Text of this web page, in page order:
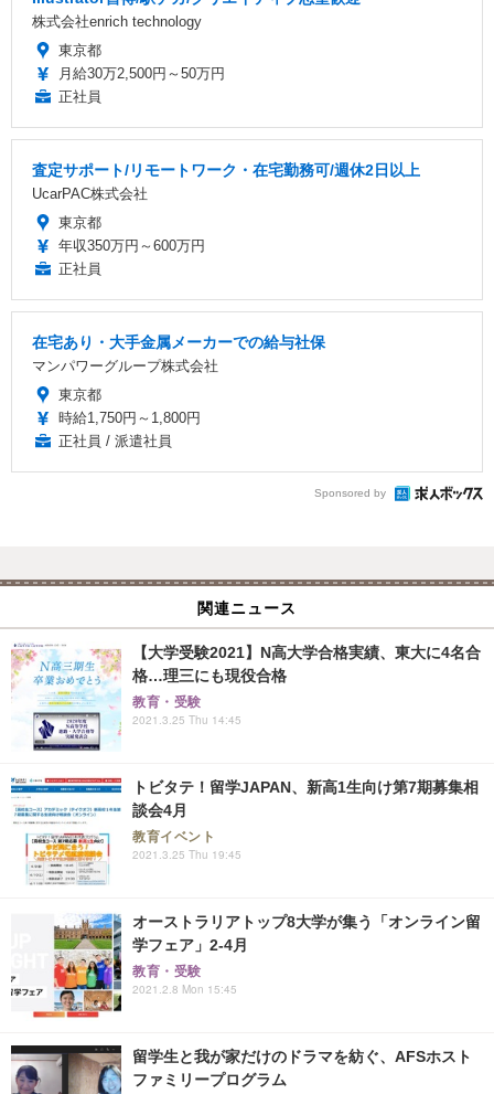
株式会社enrich technology
東京都
月給30万2,500円～50万円
正社員
査定サポート/リモートワーク・在宅勤務可/週休2日以上
UcarPAC株式会社
東京都
年収350万円～600万円
正社員
在宅あり・大手金属メーカーでの給与社保
マンパワーグループ株式会社
東京都
時給1,750円～1,800円
正社員 / 派遣社員
Sponsored by
関連ニュース
【大学受験2021】N高大学合格実績、東大に4名合
格…理三にも現役合格
教育・受験
2021.3.25 Thu 14:45
トビタテ！留学JAPAN、新高1生向け第7期募集相
談会4月
教育イベント
2021.3.25 Thu 19:45
オーストラリアトップ8大学が集う「オンライン留
学フェア」2-4月
教育・受験
2021.2.8 Mon 15:45
留学生と我が家だけのドラマを紡ぐ、AFSホスト
ファミリープログラム